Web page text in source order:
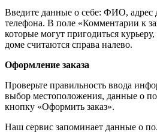
Введите данные о себе: ФИО, адрес
телефона. В поле «Комментарии к
которые могут пригодиться
доме считаются справа налево.
Оформление заказа
Проверьте правильность ввода
выбор местоположения, данные о
кнопку «Оформить заказ».
Наш сервис запоминает данные о